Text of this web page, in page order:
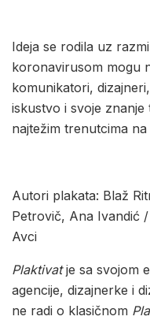
Ideja se rodila uz
koronavirusom mogu
komunikatori,
iskustvo i svoje
najtežim trenutcima
Autori plakata: Blaž
Petrovič, Ana Ivandić
Avci
Plaktivatje sa svojom
agencije, dizajnerke i
ne radi o klasičnom